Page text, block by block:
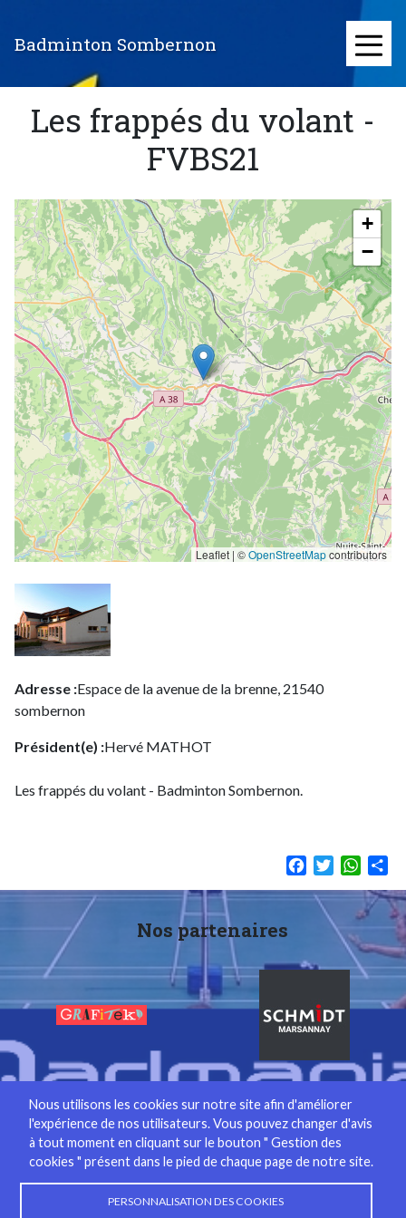
contenu
Badminton Sombernon ≡
Les frappés du volant -
FVBS21
+
−
Leaflet | ©OpenStreetMapcontributors
Adresse :Espace de la avenue de la brenne, 21540
sombernon
Président(e) :Hervé MATHOT
Les frappés du volant - Badminton Sombernon.
Facebook
Twitter
Nos partenaires
Contact Gestion des cookies
Nous utilisons les cookies sur notre site afin d'améliorer
l'expérience de nos utilisateurs. Vous pouvez changer d'avis
à tout moment en cliquant sur le bouton " Gestion des
cookies " présent dans le pied de chaque page de notre site.
PERSONNALISATION DES COOKIES